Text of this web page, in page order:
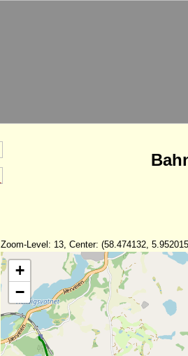
Zoom-Level: 13, Center: (58.474132,
+
−